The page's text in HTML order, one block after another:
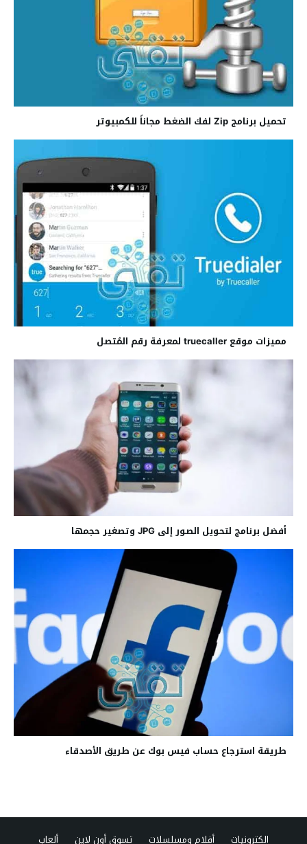
تحميل برنامج Zip لفك الضغط مجاناً للكمبيوتر
مميزات موقع truecaller لمعرفة رقم المُتصل
أفضل برنامج لتحويل الصور إلى JPG وتصغير حجمها
طريقة استرجاع حساب فيس بوك عن طريق الأصدقاء
الكترونيات أفلام ومسلسلات تسوق أون لاين ألعاب